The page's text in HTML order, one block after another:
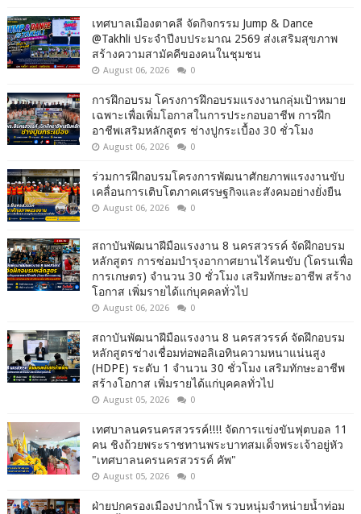
เทศบาลเมืองตาคลี จัดกิจกรรม Jump & Dance
@Takhli ประจำปีงบประมาณ 2569 ส่งเสริมสุขภาพ
สร้างความสามัคคีของคนในชุมชน
August 06, 2026 0
การฝึกอบรม โครงการฝึกอบรมแรงงานกลุ่มเป้าหมาย
เฉพาะเพื่อเพิ่มโอกาสในการประกอบอาชีพ การฝึก
อาชีพเสริมหลักสูตร ช่างปูกระเบื้อง 30 ชั่วโมง
August 06, 2026 0
ร่วมการฝึกอบรมโครงการพัฒนาศักยภาพแรงงานขับ
เคลื่อนการเติบโตภาคเศรษฐกิจและสังคมอย่างยั่งยืน
August 06, 2026 0
สถาบันพัฒนาฝีมือแรงงาน 8 นครสวรรค์ จัดฝึกอบรม
หลักสูตร การซ่อมบำรุงอากาศยานไร้คนขับ (โดรนเพื่อ
การเกษตร) จำนวน 30 ชั่วโมง เสริมทักษะอาชีพ สร้าง
โอกาส เพิ่มรายได้แก่บุคคลทั่วไป
August 06, 2026 0
สถาบันพัฒนาฝีมือแรงงาน 8 นครสวรรค์ จัดฝึกอบรม
หลักสูตรช่างเชื่อมท่อพอลิเอทินความหนาแน่นสูง
(HDPE) ระดับ 1 จำนวน 30 ชั่วโมง เสริมทักษะอาชีพ
สร้างโอกาส เพิ่มรายได้แก่บุคคลทั่วไป
August 05, 2026 0
เทศบาลนครนครสวรรค์!!!! จัดการแข่งขันฟุตบอล 11
คน ชิงถ้วยพระราชทานพระบาทสมเด็จพระเจ้าอยู่หัว
"เทศบาลนครนครสวรรค์ คัพ"
August 05, 2026 0
ฝ่ายปกครองเมืองปากน้ำโพ รวบหนุ่มจำหน่ายน้ำท่อม